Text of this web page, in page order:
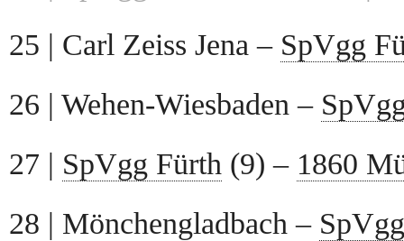
25 | Carl Zeiss Jena – SpVgg
26 | Wehen-Wiesbaden –
27 | SpVgg Fürth (9) – 1860
28 | Mönchengladbach –